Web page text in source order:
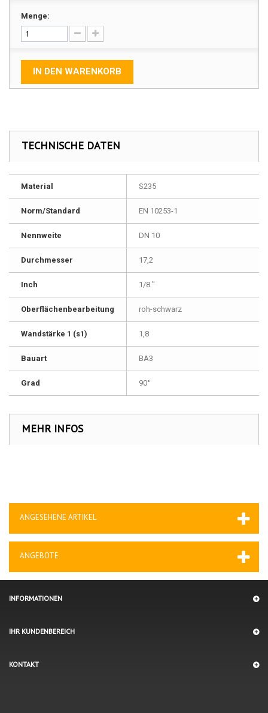
Menge:
IN DEN WARENKORB
TECHNISCHE DATEN
Material S235
Norm/Standard EN 10253-1
Nennweite DN 10
Durchmesser 17,2
Inch 1/8 "
Oberflächenbearbeitung roh-schwarz
Wandstärke 1 (s1) 1,8
Bauart BA3
Grad 90°
MEHR INFOS
ANGESEHENE ARTIKEL
ANGEBOTE
INFORMATIONEN
IHR KUNDENBEREICH
KONTAKT